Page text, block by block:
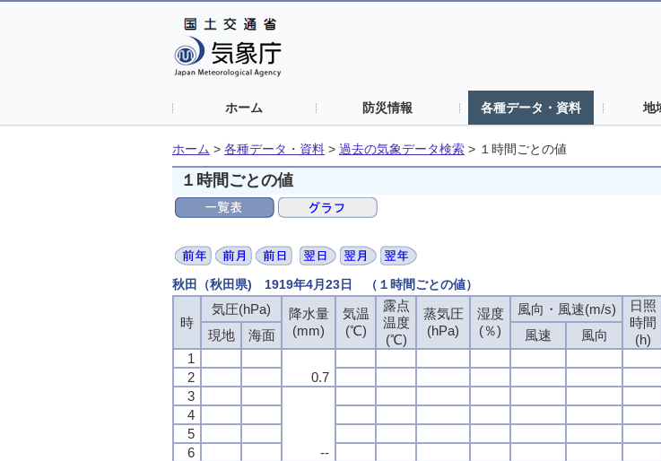
ホーム 防災情報 各種データ・資料 地
ホーム > 各種データ・資料 > 過去の気象データ検索 > １時間ごとの値
１時間ごとの値
秋田（秋田県) 1919年4月23日 （１時間ごとの値）
時
気圧(hPa)
降水量
(mm)
気温
(℃)
露点
温度
(℃)
蒸気圧
(hPa)
湿度
(％)
風向・風速(m/s)
日照
時間
(h)
現地 海面 風速 風向
1
0.7
2
3
--
4
5
6
時
気圧(hPa)
降水量
(mm)
気温
(℃)
露点
温度
(℃)
蒸気圧
(hPa)
湿度
(％)
風向・風速(m/s)
日照
時間
(h)
現地 海面 風速 風向
1
0.7
2
3
--
4
5
6
時
気圧(hPa)
降水量
(mm)
気温
(℃)
露点
温度
(℃)
蒸気圧
(hPa)
湿度
(％)
風向・風速(m/s)
日照
時間
(h)
現地 海面 風速 風向
1
0.7
2
3
--
4
5
6
時
気圧(hPa)
降水量
(mm)
気温
(℃)
露点
温度
(℃)
蒸気圧
(hPa)
湿度
(％)
風向・風速(m/s)
日照
時間
(h)
現地 海面 風速 風向
1
0.7
2
3
--
4
5
6